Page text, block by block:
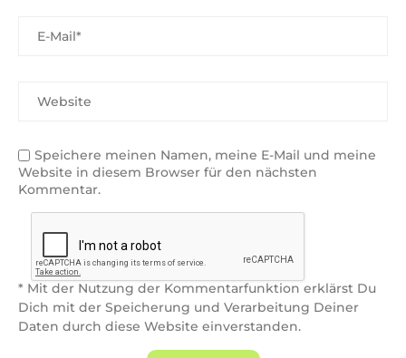
Speichere meinen Namen, meine E-Mail und meine
Website in diesem Browser für den nächsten
Kommentar.
* Mit der Nutzung der Kommentarfunktion erklärst Du
Dich mit der Speicherung und Verarbeitung Deiner
Daten durch diese Website einverstanden.